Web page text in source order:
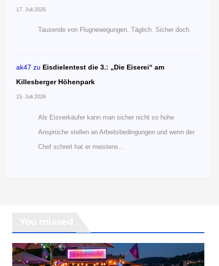
17. Juli 2026
Tausende von Flugnewegungen. Täglich. Sicher doch.
ak47 zu Eisdielentest die 3.: „Die Eiserei“ am
Killesberger Höhenpark
15. Juli 2026
Als Eisverkäufer kann man sicher nicht so hohe
Ansprüche stellen an Arbeitsbedingungen und wenn der
Chef schreit hat er meistens…